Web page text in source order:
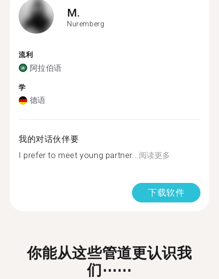
M.
Nuremberg
流利
阿拉伯语
学
德语
我的对话伙伴要
I prefer to meet young partner...阅读更多
下载软件
你能从这些管道更认识我
们⋯⋯